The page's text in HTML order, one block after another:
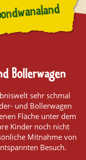
Bollerwagen
sehr schmal
und Bollerwagen
Fläche unter dem
Kinder noch nicht
Mitnahme von
Besuch.